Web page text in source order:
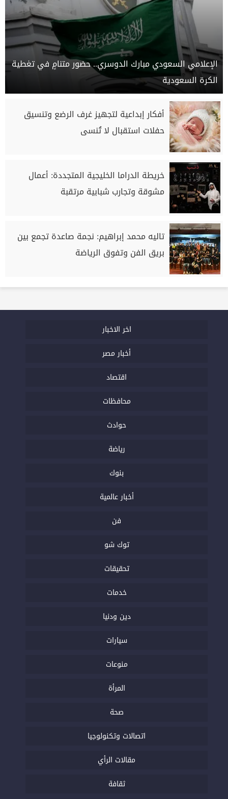
الإعلامي السعودي مبارك الدوسري.. حضور متنامٍ في تغطية
الكرة السعودية
أفكار إبداعية لتجهيز غرف الرضع وتنسيق
حفلات استقبال لا تُنسى
خريطة الدراما الخليجية المتجددة: أعمال
مشوقة وتجارب شبابية مرتقبة
تاليه محمد إبراهيم: نجمة صاعدة تجمع بين
بريق الفن وتفوق الرياضة
اخر الاخبار
أخبار مصر
اقتصاد
محافظات
حوادث
رياضة
بنوك
أخبار عالمية
فن
توك شو
تحقيقات
خدمات
دين ودنيا
سيارات
منوعات
المرأة
صحة
اتصالات وتكنولوجيا
مقالات الرأي
ثقافة